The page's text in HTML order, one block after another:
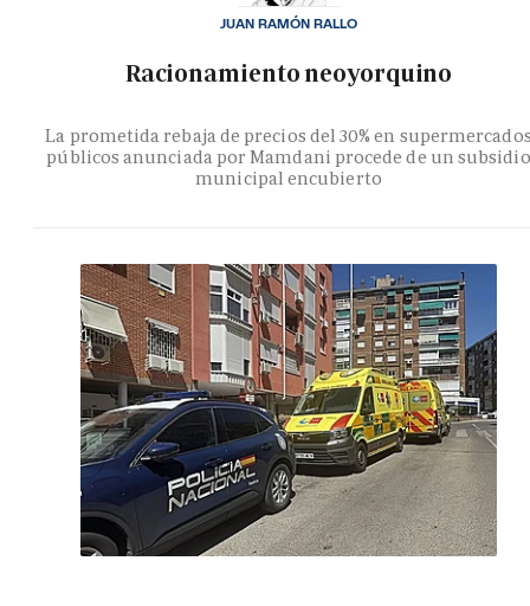
Racionamiento neoyorquino
La prometida rebaja de precios del 30% en
públicos anunciada por Mamdani procede de un subsidio
municipal encubierto
JUAN RAMÓN RALLO